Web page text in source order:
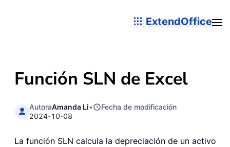
ExtendOffice
Función SLN de Excel
AutoraAmanda Li•
Fecha de modificación
2024-10-08
La función SLN calcula la depreciación de un activo